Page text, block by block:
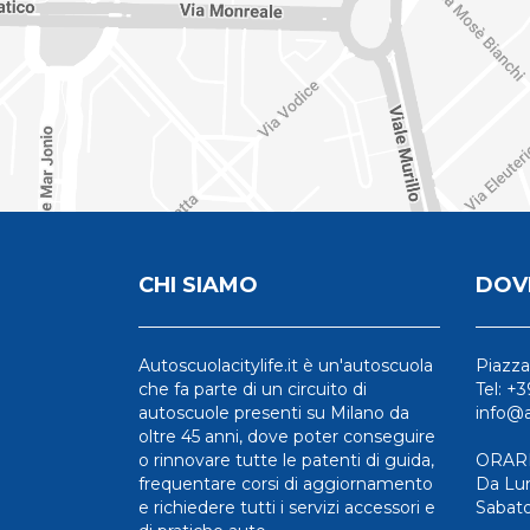
CHI SIAMO
Autoscuolacitylife.it è un'autoscuola
che fa parte di un circuito di
autoscuole presenti su Milano da
oltre 45 anni, dove poter conseguire
o rinnovare tutte le patenti di guida,
frequentare corsi di aggiornamento
e richiedere tutti i servizi accessori e
Tel:
Da